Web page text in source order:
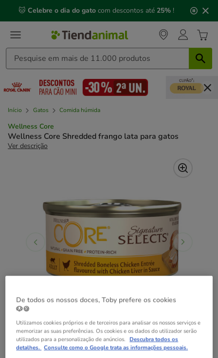
mensagem,
🐱 Celebre o dia do gato com descontos até 25% !
Início Gatos Comida húmida
Wellness Core
Wellness Core Shredded frango lata para gatos
Ver descrição
De todos os nossos doces, Toby prefere os cookies
🐶🍪
Utilizamos cookies próprios e de terceiros para analisar os nossos serviços e
memorizar as suas preferências. Os cookies e os dados do utilizador serão
utilizados para a personalização de anúncios. Descubra todos os
detalhes. Consulte como o Google trata as informações pessoais.